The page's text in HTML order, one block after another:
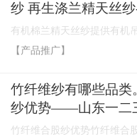
纱 再生涤兰精天丝
有机棉兰精天丝纱提供有机
【产品推广】
竹纤维纱有哪些品
纱优势——山东一二
竹纤维合股纱优势竹纤维合